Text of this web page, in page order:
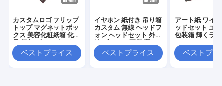
カスタムロゴ フリップ
トップ マグネットボッ
クス 美容化粧紙箱 化粧
ベストプライス
イヤホン 紙付き 吊り箱
カスタム 無線 ヘッドフ
ォン ヘッドセット 外包
箱
ベストプライス
アート紙 ワイ
ッドセット エ
包装箱 輝くラ
ベストプラ